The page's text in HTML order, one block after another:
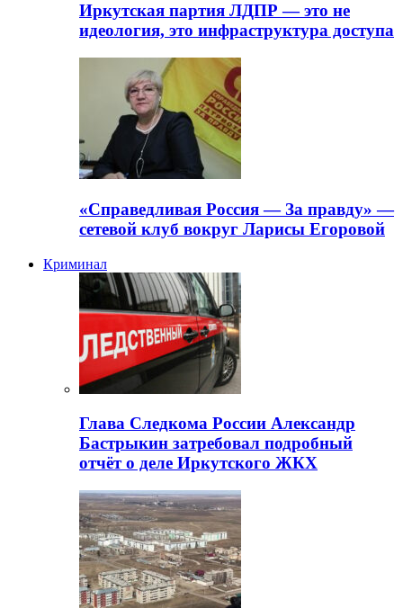
Иркутская партия ЛДПР — это не
идеология, это инфраструктура доступа
«Справедливая Россия — За правду» —
сетевой клуб вокруг Ларисы Егоровой
Криминал
Глава Следкома России Александр
Бастрыкин затребовал подробный
отчёт о деле Иркутского ЖКХ